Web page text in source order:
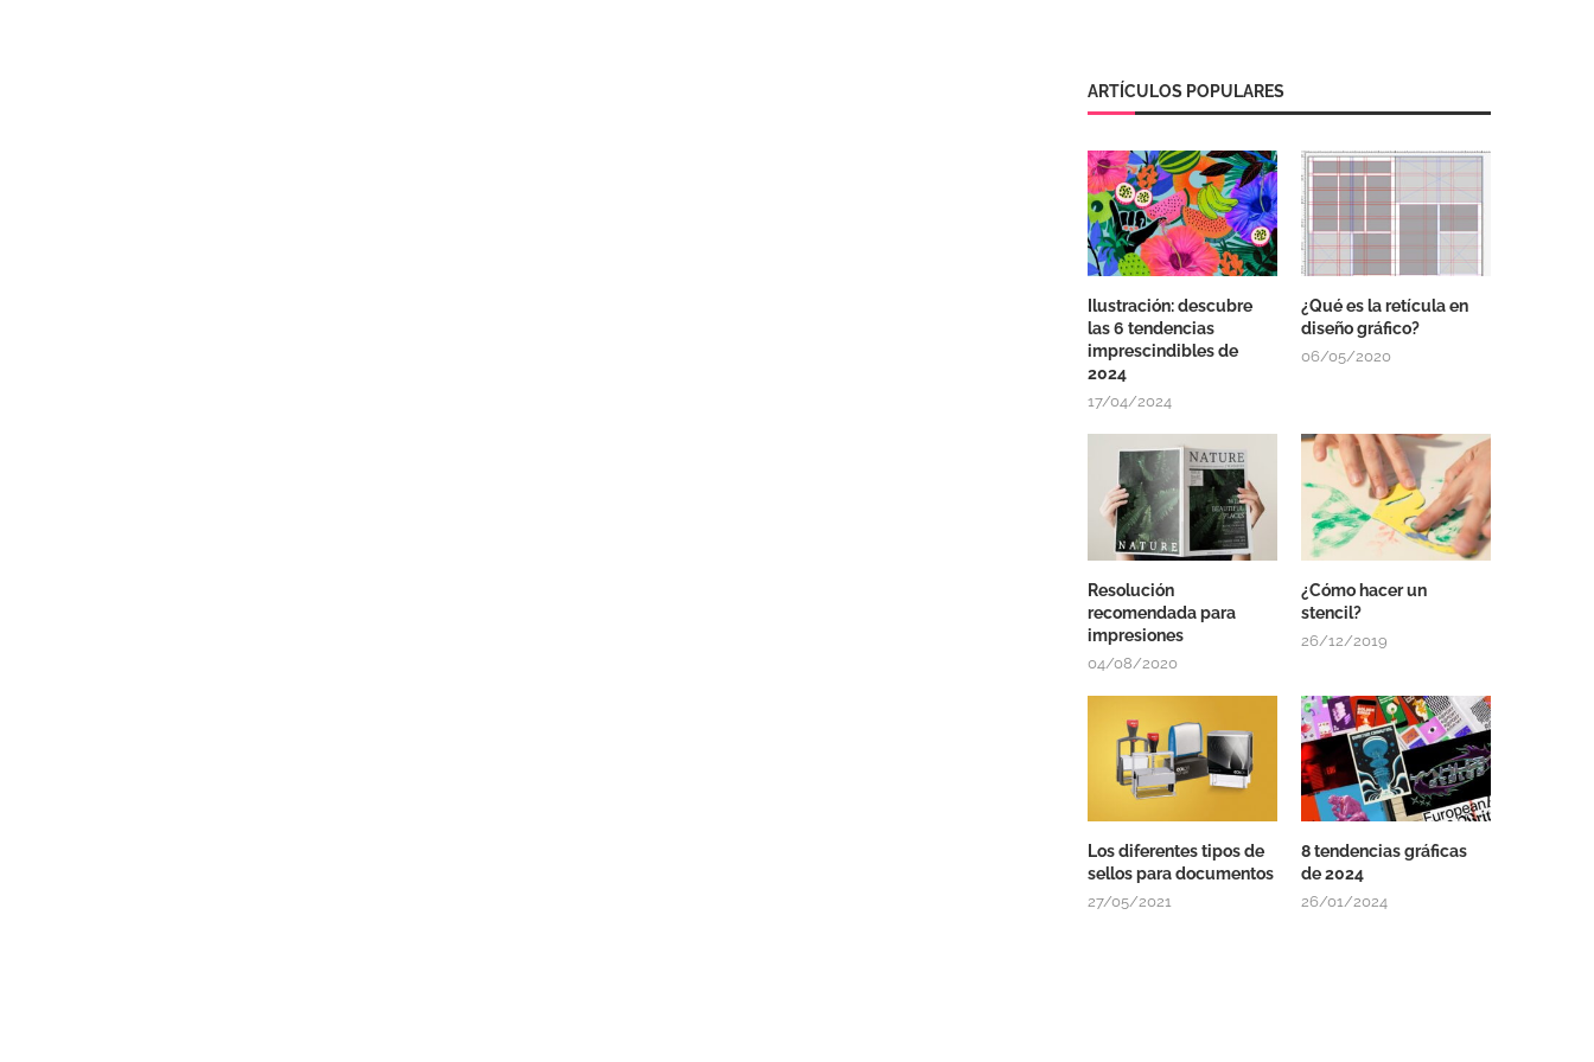
ARTÍCULOS POPULARES
Ilustración: descubre
las 6 tendencias
imprescindibles de
2024
17/04/2024
¿Qué es la retícula en
diseño gráfico?
06/05/2020
Resolución
recomendada para
impresiones
04/08/2020
¿Cómo hacer un
stencil?
26/12/2019
Los diferentes tipos de
sellos para documentos
27/05/2021
8 tendencias gráficas
de 2024
26/01/2024